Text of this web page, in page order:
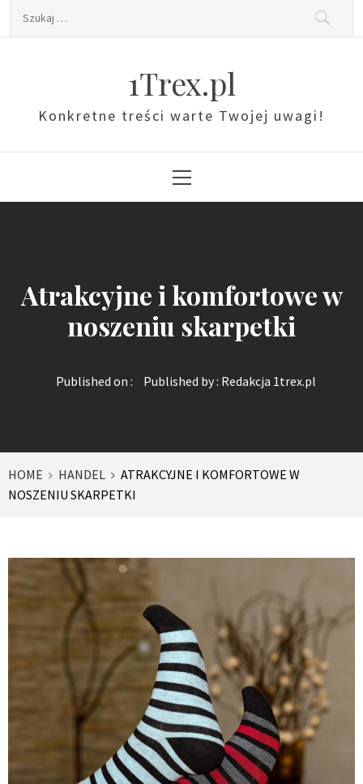
Szukaj:
1Trex.pl
Konkretne treści warte Twojej uwagi!
Menu
Atrakcyjne i komfortowe w
noszeniu skarpetki
Published on : Published by : Redakcja 1trex.pl
HOME HANDEL
ATRAKCYJNE I KOMFORTOWE W
NOSZENIU SKARPETKI